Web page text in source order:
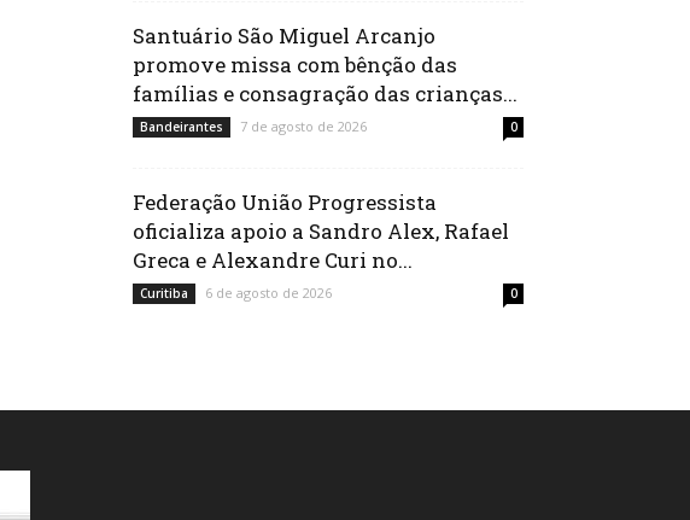
Santuário São Miguel Arcanjo
promove missa com bênção das
famílias e consagração das crianças...
Bandeirantes 7 de agosto de 2026 0
Federação União Progressista
oficializa apoio a Sandro Alex, Rafael
Greca e Alexandre Curi no...
Curitiba 6 de agosto de 2026 0